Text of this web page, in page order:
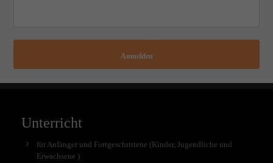
Anmelden
Unterricht
für Anfänger und Fortgeschrittene (Kinder, Jugendliche und
Erwachsene )